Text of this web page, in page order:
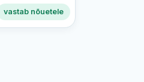
vastab nõuetele